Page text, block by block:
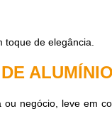
de elegância.
negócio, leve em